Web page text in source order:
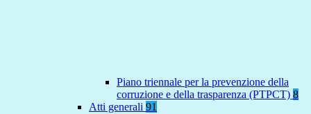
Piano triennale per la prevenzione della
corruzione e della trasparenza (PTPCT) 8
Atti generali 91